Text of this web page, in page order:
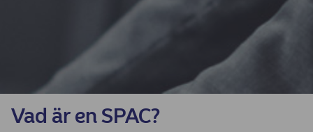
Vad är en SPAC?